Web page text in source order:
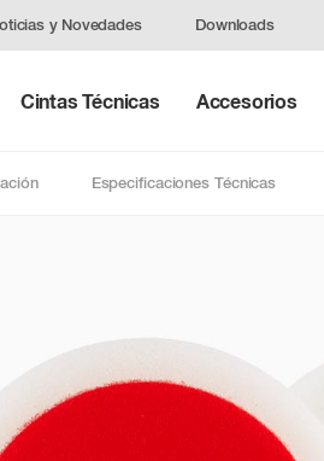
y Novedades Downloads
Cintas Técnicas Accesorios
Especificaciones Técnicas